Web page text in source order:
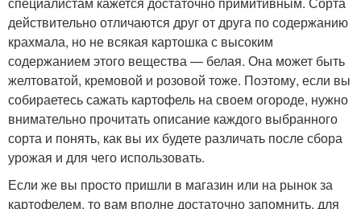
действительно отличаются друг от друга по содержанию
крахмала, но не всякая картошка с высоким
содержанием этого вещества — белая. Она может быть
желтоватой, кремовой и розовой тоже. Поэтому, если вы
собираетесь сажать картофель на своем огороде, нужно
внимательно прочитать описание каждого выбранного
сорта и понять, как вы их будете различать после сбора
урожая и для чего использовать.
Если же вы просто пришли в магазин или на рынок за
картофелем, то вам вполне достаточно запомнить, для